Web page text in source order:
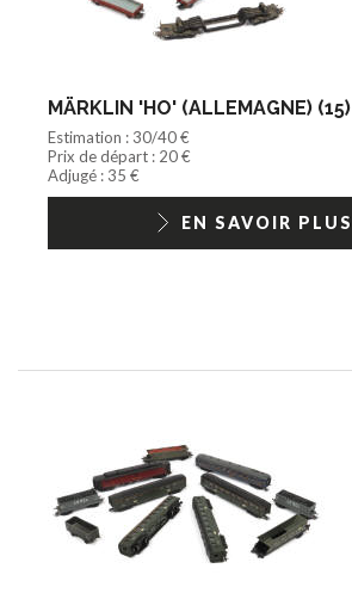
MÄRKLIN 'HO' (ALLEMAGNE) (15)
Estimation : 30/40 €
Prix de départ : 20 €
Adjugé : 35 €
EN SAVOIR PLUS